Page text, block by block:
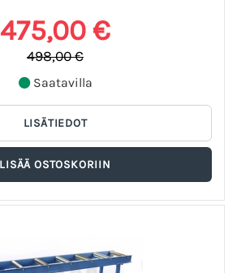
475,00 €
498,00 €
Saatavilla